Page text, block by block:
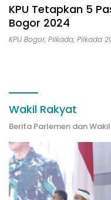
KPU Tetapkan 5
Bogor 2024
KPU Bogor, Pilkada, Pilkada
Wakil Rakyat
Berita Parlemen dan